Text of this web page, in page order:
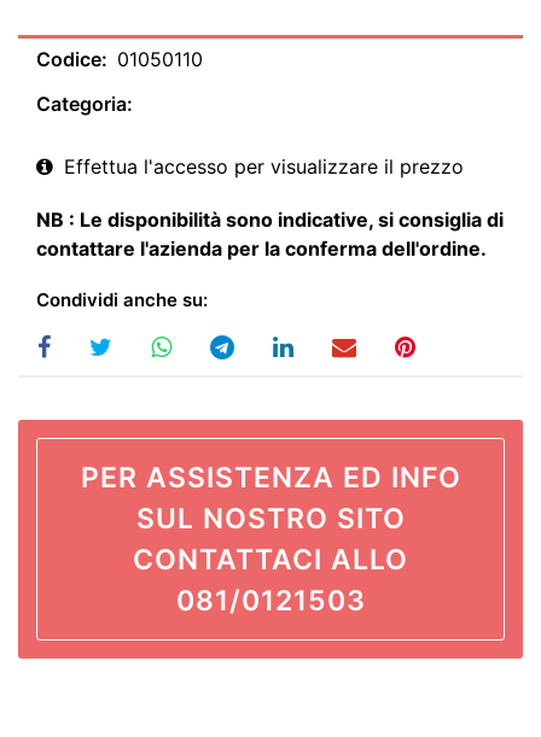
Codice: 01050110
Categoria:
Effettua l'accesso per visualizzare il prezzo
NB : Le disponibilità sono indicative, si consiglia di
contattare l'azienda per la conferma dell'ordine.
Condividi anche su:
PER ASSISTENZA ED INFO
SUL NOSTRO SITO
CONTATTACI ALLO
081/0121503